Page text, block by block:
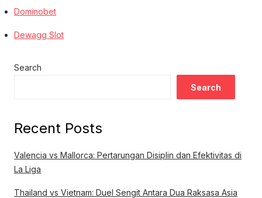
Dominobet
Dewagg Slot
Search
Search
Recent Posts
Valencia vs Mallorca: Pertarungan Disiplin dan Efektivitas di
La Liga
Thailand vs Vietnam: Duel Sengit Antara Dua Raksasa Asia